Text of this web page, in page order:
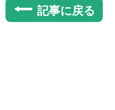
記事に戻る